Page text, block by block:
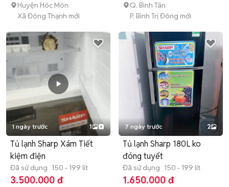
Huyện Hóc Môn
Xã Đông Thạnh mới
Q. Bình Tân
P. Bình Trị Đông mới
1 ngày trước 1
Tủ lạnh Sharp Xám Tiết
kiệm điện
Đã sử dụng 150 - 199 lít
3.500.000 đ
7 ngày trước 2
Tủ lạnh Sharp 180L ko
đóng tuyết
Đã sử dụng 150 - 199 lít
1.650.000 đ